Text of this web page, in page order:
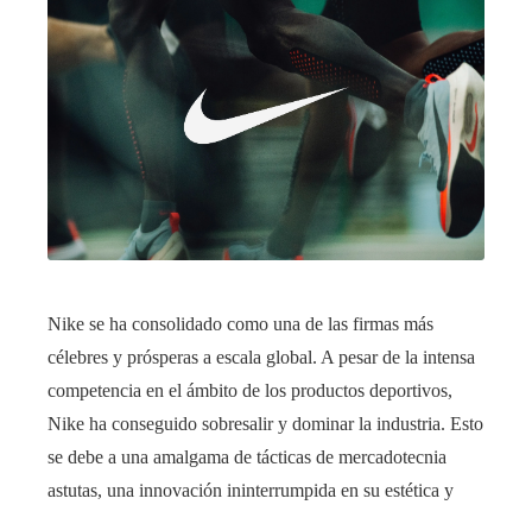
Nike se ha consolidado como una de las firmas más
célebres y prósperas a escala global. A pesar de la intensa
competencia en el ámbito de los productos deportivos,
Nike ha conseguido sobresalir y dominar la industria. Esto
se debe a una amalgama de tácticas de mercadotecnia
astutas, una innovación ininterrumpida en su estética y